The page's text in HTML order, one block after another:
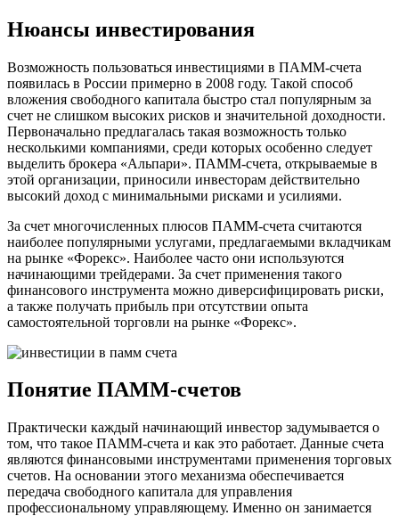
Нюансы инвестирования
Возможность пользоваться инвестициями в ПАММ-счета
появилась в России примерно в 2008 году. Такой способ
вложения свободного капитала быстро стал популярным за
счет не слишком высоких рисков и значительной доходности.
Первоначально предлагалась такая возможность только
несколькими компаниями, среди которых особенно следует
выделить брокера «Альпари». ПАММ-счета, открываемые в
этой организации, приносили инвесторам действительно
высокий доход с минимальными рисками и усилиями.
За счет многочисленных плюсов ПАММ-счета считаются
наиболее популярными услугами, предлагаемыми вкладчикам
на рынке «Форекс». Наиболее часто они используются
начинающими трейдерами. За счет применения такого
финансового инструмента можно диверсифицировать риски,
а также получать прибыль при отсутствии опыта
самостоятельной торговли на рынке «Форекс».
Понятие ПАММ-счетов
Практически каждый начинающий инвестор задумывается о
том, что такое ПАММ-счета и как это работает. Данные счета
являются финансовыми инструментами применения торговых
счетов. На основании этого механизма обеспечивается
передача свободного капитала для управления
профессиональному управляющему. Именно он занимается